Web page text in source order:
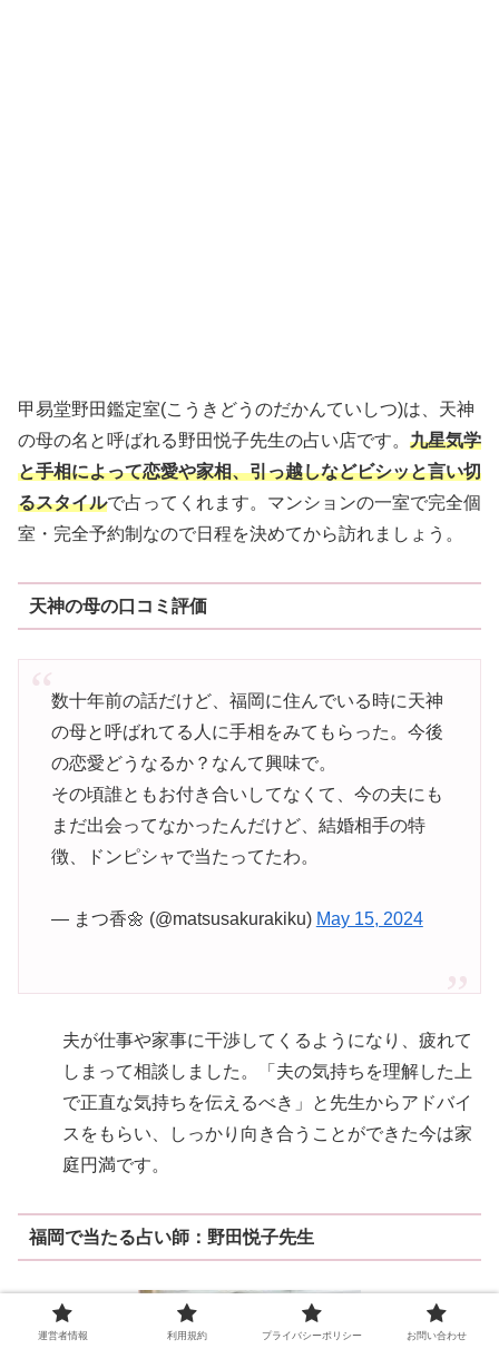
甲易堂野田鑑定室(こうきどうのだかんていしつ)は、天神
の母の名と呼ばれる野田悦子先生の占い店です。 九星気学
と手相によって恋愛や家相、引っ越しなどビシッと言い切
るスタイルで占ってくれます。マンションの一室で完全個
室・完全予約制なので日程を決めてから訪れましょう。
天神の母の口コミ評価
数十年前の話だけど、福岡に住んでいる時に天神
の母と呼ばれてる人に手相をみてもらった。今後
の恋愛どうなるか？なんて興味で。
その頃誰ともお付き合いしてなくて、今の夫にも
まだ出会ってなかったんだけど、結婚相手の特
徴、ドンピシャで当たってたわ。
— まつ香🌼 (@matsusakurakiku) May 15, 2024
夫が仕事や家事に干渉してくるようになり、疲れて
しまって相談しました。「夫の気持ちを理解した上
で正直な気持ちを伝えるべき」と先生からアドバイ
スをもらい、しっかり向き合うことができた今は家
庭円満です。
福岡で当たる占い師：野田悦子先生
運営者情報 利用規約 プライバシーポリシー お問い合わせ